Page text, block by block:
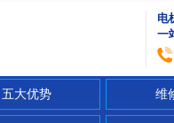
电
一
五大优势 维